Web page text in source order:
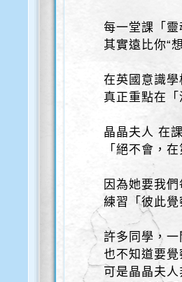
每一堂課「靈
其實遠比你“
在英國意識
真正重點在
晶晶夫人 在
「絕不會，
因為她要我們
練習「彼此覺
許多同學，一
也不知道要覺
可是晶晶夫